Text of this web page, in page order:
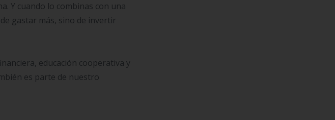
Y cuando lo combinas con una
gastar más, sino de invertir
educación cooperativa y
es parte de nuestro